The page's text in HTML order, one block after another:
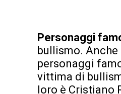
Personaggi
bullismo. Anche
personaggi
vittima di
loro è Cristiano